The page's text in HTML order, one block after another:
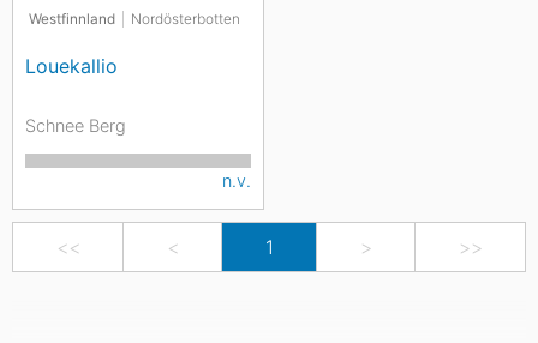
Westfinnland Nordösterbotten
Louekallio
Schnee Berg
n.v.
<< < 1 > >>